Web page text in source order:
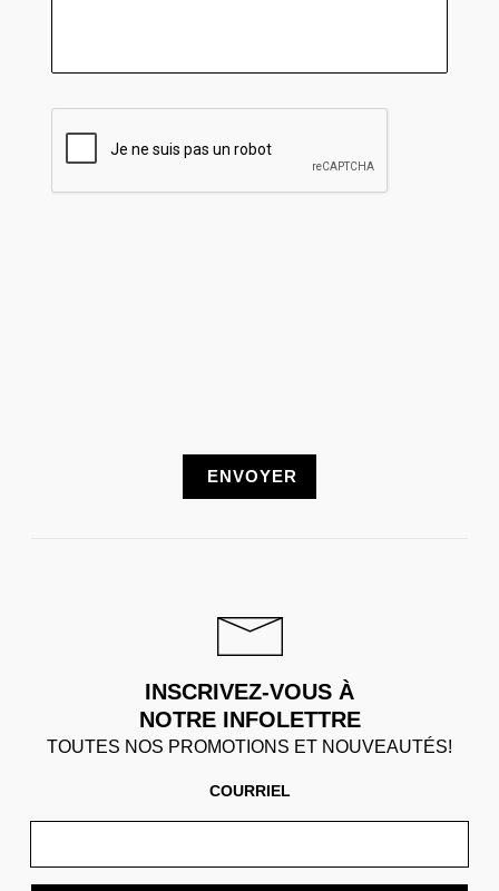
INSCRIVEZ-VOUS À
NOTRE INFOLETTRE
TOUTES NOS PROMOTIONS ET NOUVEAUTÉS!
COURRIEL